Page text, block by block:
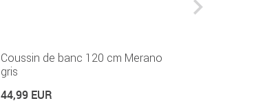
Coussin de banc 120 cm Merano
gris
44,99 EUR